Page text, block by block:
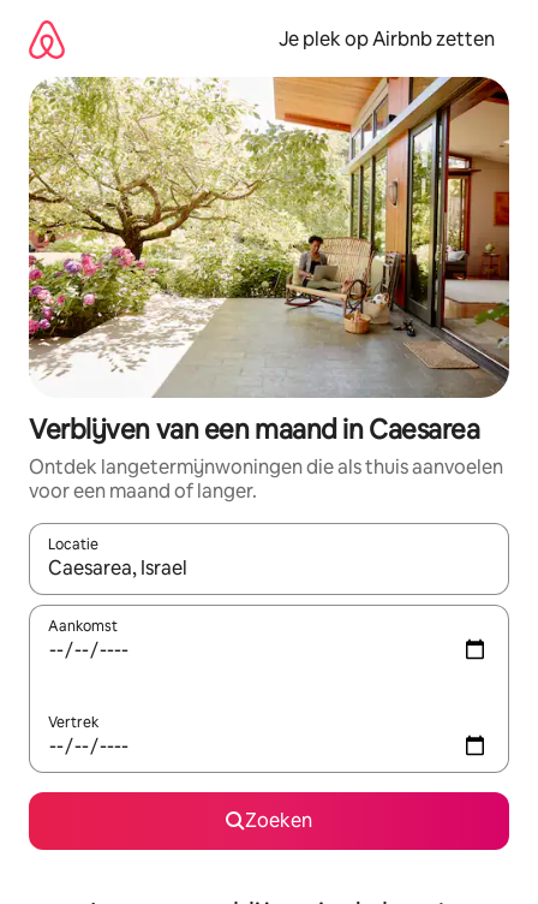
direct
naar
inhoud
Je plek op Airbnb zetten
Verblijven van een maand in Caesarea
Ontdek langetermijnwoningen die als thuis aanvoelen
voor een maand of langer.
Locatie
Wanneer er resultaten beschikbaar zijn, maak je een keuze
Aankomst
Vertrek
Zoeken